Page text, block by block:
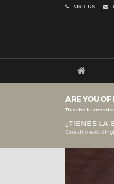
VISIT US
ARE YOU OF
This site is
¿TIENES LA
Este sitio está